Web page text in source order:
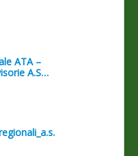
ATA –
A.S…